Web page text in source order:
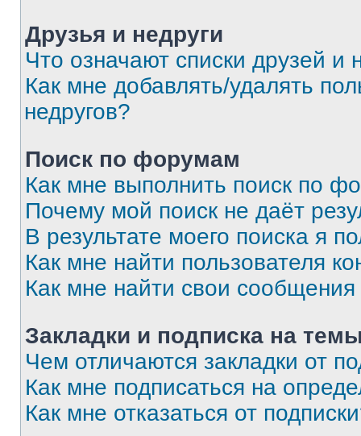
Друзья и недруги
Что означают списки друзей и
Как мне добавлять/удалять
недругов?
Поиск по форумам
Как мне выполнить поиск по
Почему мой поиск не даёт
В результате моего поиска я
Как мне найти пользователя
Как мне найти свои
Закладки и подписка на
Чем отличаются закладки от
Как мне подписаться на
Как мне отказаться от